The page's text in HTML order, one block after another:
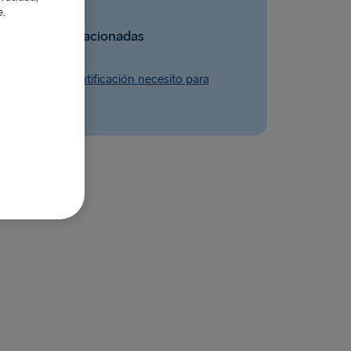
Preguntas relacionadas
de identificación necesito para